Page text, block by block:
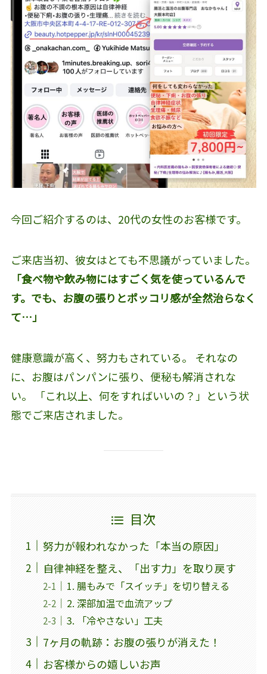
今回ご紹介するのは、20代の女性のお客様です。
ご来店当初、彼女はとても不思議がっていました。
「食べ物や飲み物にはすごく気を使っているんで
す。でも、お腹の張りとポッコリ感が全然治らなく
て…」
健康意識が高く、努力もされている。 それなの
に、お腹はパンパンに張り、便秘も解消されな
い。 「これ以上、何をすればいいの？」という状
態でご来店されました。
目次
努力が報われなかった「本当の原因」
自律神経を整え、「出す力」を取り戻す
1. 腸もみで「スイッチ」を切り替える
2. 深部加温で血流アップ
3. 「冷やさない」工夫
7ヶ月の軌跡：お腹の張りが消えた！
お客様からの嬉しいお声